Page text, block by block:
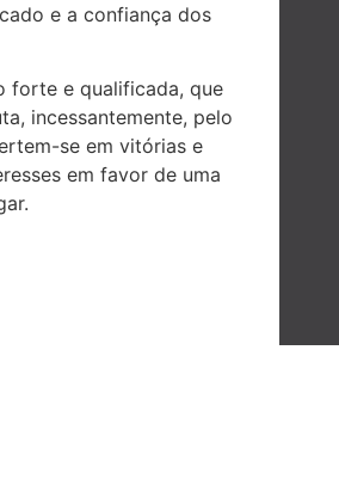
e a confiança dos
forte e qualificada, que
incessantemente, pelo
se em vitórias e
em favor de uma